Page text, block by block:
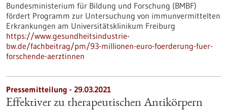
Bundesministerium für Bildung und Forschung (BMBF)
fördert Programm zur Untersuchung von immunvermittelten
Erkrankungen am Universitätsklinikum Freiburg
https://www.gesundheitsindustrie-
bw.de/fachbeitrag/pm/93-millionen-euro-foerderung-fuer-
forschende-aerztinnen
Pressemitteilung - 29.03.2021
Effektiver zu therapeutischen Antikörpern